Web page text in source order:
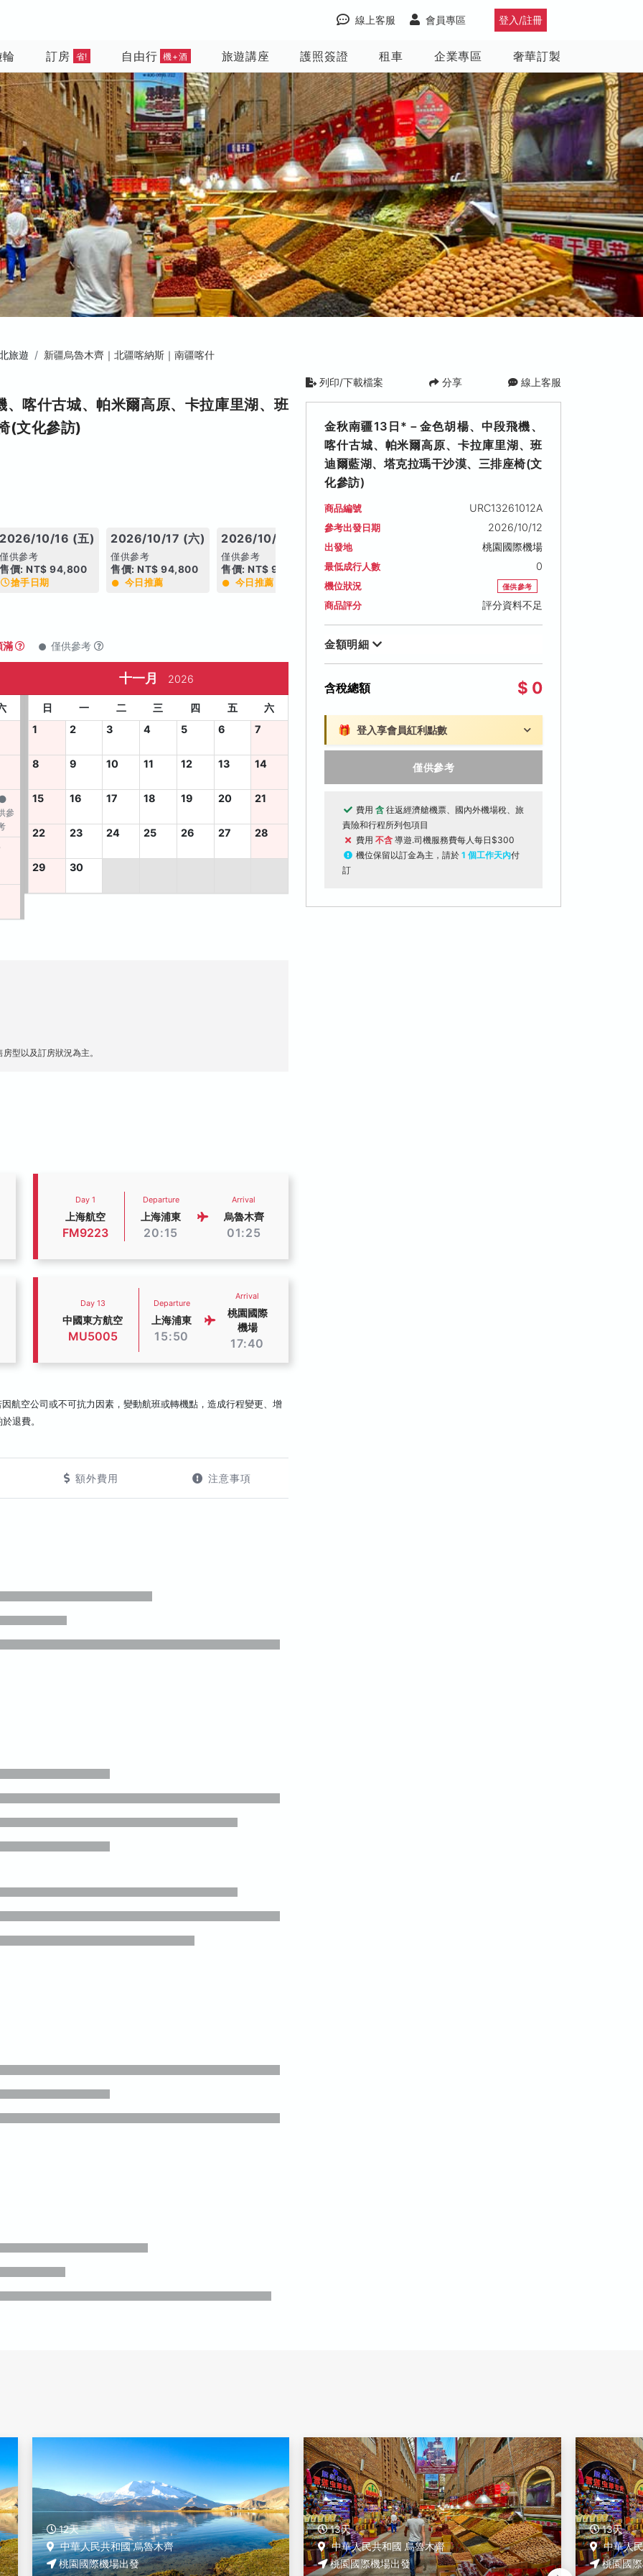
登入/註冊
會員專區
線上客服
訂房 省! 自由行 機+酒 旅遊講座 護照簽證 租車 企業專區 奢華訂製
旅遊 新疆烏魯木齊｜北疆喀納斯｜南疆喀什
喀什古城、帕米爾高原、卡拉庫里湖、班
(文化參訪)
2026/10/16 (五)
僅供參考
售價: NT$ 94,800
搶手日期
2026/10/17 (六)
僅供參考
售價: NT$ 94,800
今日推薦
2026/10/18 (日)
僅供參考
售價: NT$ 94,800
今日推薦 搶手日期
售價: NT$ 94,800
滿 僅供參考
參
十一月 2026
日 一 二 三 四 五
六
1
2 3 4 5 6 7
8 9 10 11 12 13 14
15 16 17 18 19 20 21
22 23 24 25 26 27 28
29 30
型以及訂房狀況為主。
Day 1
上海航空
FM9223
Departure
上海浦東
20:15
Arrival
烏魯木齊
01:25
Day 13
中國東方航空
MU5005
Departure
上海浦東
15:50
Arrival
桃園國際
機場
17:40
航空公司或不可抗力因素，變動航班或轉機點，造成行程變更、增
退費。
額外費用 注意事項
列印/下載檔案 分享 線上客服
金秋南疆13日*－金色胡楊、中段飛機、
喀什古城、帕米爾高原、卡拉庫里湖、班
迪爾藍湖、塔克拉瑪干沙漠、三排座椅(文
化參訪)
商品編號 URC13261012A
參考出發日期 2026/10/12
出發地 桃園國際機場
最低成行人數 0
機位狀況 僅供參考
商品評分 評分資料不足
金額明細
含稅總額 $ 0
🎁 登入享會員紅利點數
僅供參考
費用 含 往返經濟艙機票、國內外機場稅、旅
責險和行程所列包項目
費用 不含 導遊.司機服務費每人每日$300
機位保留以訂金為主，請於 1 個工作天內付
訂
13天
中華人民共和國 烏魯木齊
桃園國際機場出發
13天
中華人民共和國 烏魯木齊
桃園國際機場出發
13天
中華人
桃園國